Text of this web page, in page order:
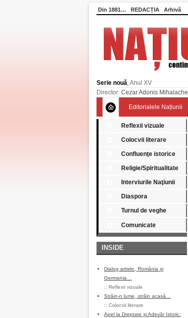
Din 1881… REDACȚIA Arhivă
Serie nouă, Anul XV
Director: Cezar Adonis Mihalache
Editorialele Națiunii
Reflexii vizuale
Colocvii literare
Confluenţe istorice
Religie/Spiritualitate
Interviurile Naţiunii
Diaspora
Turnul de veghe
Comunicate
INSIDE
Dialog artistic, România și
Germania…
:: Reflexii vizuale
Străin-n lume, străin acasă…
:: Colocvii literare
Apel la Dreptate și Adevăr Istoric: